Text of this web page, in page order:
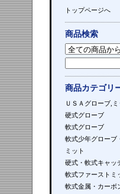
トップページへ
商品検索
商品カテゴリ
ＵＳＡグローブ,ミ
硬式グローブ
軟式グローブ
軟式少年グローブ
ミット
硬式・軟式キャッ
軟式ファーストミ
軟式金属・カーボ